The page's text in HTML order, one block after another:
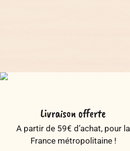
Livraison offerte
A partir de 59€ d’achat, pour la
France métropolitaine !